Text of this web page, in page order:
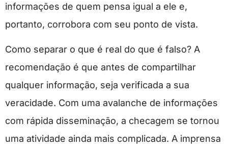
informações de quem pensa igual a ele e,
portanto, corrobora com seu ponto de vista.
Como separar o que é real do que é falso? A
recomendação é que antes de compartilhar
qualquer informação, seja verificada a sua
veracidade. Com uma avalanche de informações
com rápida disseminação, a checagem se tornou
uma atividade ainda mais complicada. A imprensa